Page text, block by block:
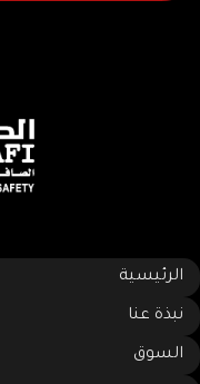
الرئيسية
نبذة عنا
السوق